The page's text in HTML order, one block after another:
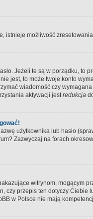
istnieje możliwość
Jeżeli te są w porządku, to
jest, to może twoje konto
wiadomość czy
aktywacji jestredukcja
użytkownika lub hasło
Zazwyczaj na forach
witrynom, mogącym
czy przepis ten dotyczy
w Polsce nie mają